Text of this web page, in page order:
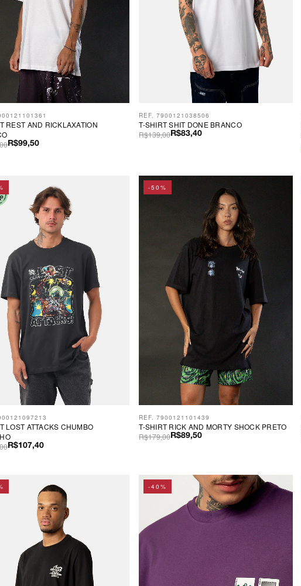
REST AND RICKLAXATION
R$99,50
T-SHIRT SHIT DONE BRANCO
R$83,40
R$139,00
REF. 7900121038506
LOST ATTACKS CHUMBO
R$107,40
T-SHIRT RICK AND MORTY SHOCK PRETO
R$89,50
R$179,00
REF. 7900121101439
-50%
-40%